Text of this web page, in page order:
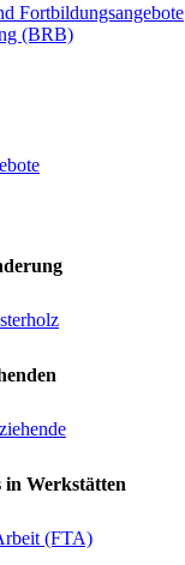
Fortbildungsangebote
(BRB)
in Werkstätten
(FTA)